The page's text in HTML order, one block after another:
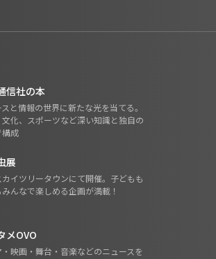
信社の本
と情報の世界に新たな光を当てる。
文化、スポーツなど深い知識と独自の
構成
展
カイツリータウンにて開催。子どもも
んなで楽しめる企画が満載！
メOVO
・映画・舞台・音楽などのニュースを